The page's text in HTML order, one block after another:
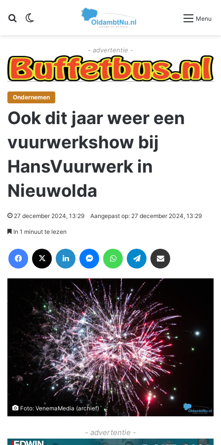
Zoeken Menu
- advertentie -
Ondernemen
Ook dit jaar weer een
vuurwerkshow bij
HansVuurwerk in
Nieuwolda
27 december 2024, 13:29 Aangepast op: 27 december 2024, 13:29
In 1 minuut te lezen
Foto: VenemaMedia (archief)
- advertentie -